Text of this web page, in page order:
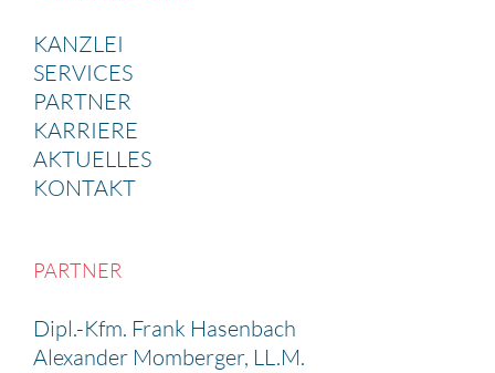
KANZLEI
SERVICES
PARTNER
KARRIERE
AKTUELLES
KONTAKT
PARTNER
Dipl.-Kfm. Frank Hasen­bach
Alexander Momberger, LL.M.